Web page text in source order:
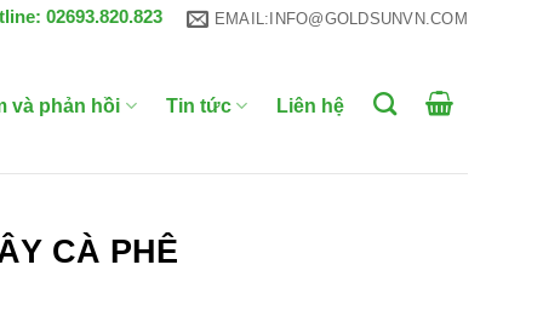
02693.820.823 EMAIL:INFO@GOLDSUNVN.COM
và phản hồi Tin tức Liên hệ
CÀ PHÊ